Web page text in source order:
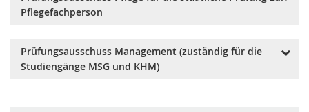
Studentisches Mitglied: Nele Bergmann
weiteres Mitglied: Prof. Dr. Melanie Jagla-Franke,
Ersatzmitglieder: Prof. Dr. Harald Seider, Prof. Dr.
Bernhard Langer
Zirpel
Pflegefachperson
Dieser Prüfungsausschuss ist für die
ordnungsgemäße Durchführung der
PflBGes(d. h. für die staatliche Prüfung zur
Prüfungsausschuss Management (zuständig für die
Studiengänge MSG und KHM)
Vorsitz: Prof. Dr. Bernhard Langer